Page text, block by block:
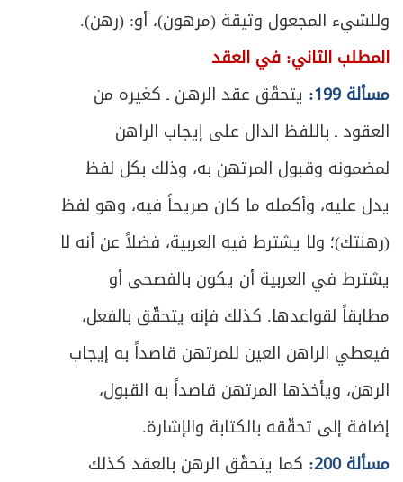
وللشيء المجعول وثيقة (مرهون)، أو: (رهن).
المطلب الثاني: في العقد
مسألة 199:
يتحقّق عقد الرهـن ـ كغيره من
العقود ـ باللفظ الدال على إيجاب الراهن
لمضمونه وقبول المرتهن به، وذلك بكل لفظ
يدل عليه، وأكمله ما كان صريحاً فيه، وهو لفظ
(رهنتك)؛ ولا يشترط فيه العربية، فضلاً عن أنه لا
يشترط في العربية أن يكون بالفصحى أو
مطابقاً لقواعدها. كذلك فإنه يتحقّق بالفعل،
فيعطي الراهن العين للمرتهن قاصداً به إيجاب
الرهن، ويأخذها المرتهن قاصداً به القبول،
إضافة إلى تحقّقه بالكتابة والإشارة.
مسألة 200:
كما يتحقّق الرهن بالعقد كذلك
ص
233 المبحث الأول: في عقد الوديعة والمتعاقدين
ص 236 المبحث الثاني: في أحكام حفظ الوديعة والرد
ص
241
المبحث الثالث: في أحكام ضمان الوديعة
والتنازع
248 الباب الثاني: في اللقطة
ص
249 المبحث الأول: في أحكام اللقيط
ص 253 المبحث الثاني: في لقطة الحيوان
258 المبحث الثالث: في لقطة المال
ص
274 الباب الثالث: في العدوان على مال الغير
ص
277 الفصل الأول: في أحكام الغصب